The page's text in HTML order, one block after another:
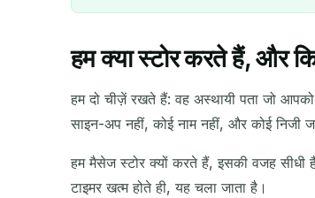
हम क्या स्टोर करते हैं, और
हम दो चीज़ें रखते हैं: वह अस्थायी पता जो
साइन-अप नहीं, कोई नाम नहीं, और कोई निजी
हम मैसेज स्टोर क्यों करते हैं, इसकी वजह सीधी
टाइमर खत्म होते ही, यह चला जाता है।